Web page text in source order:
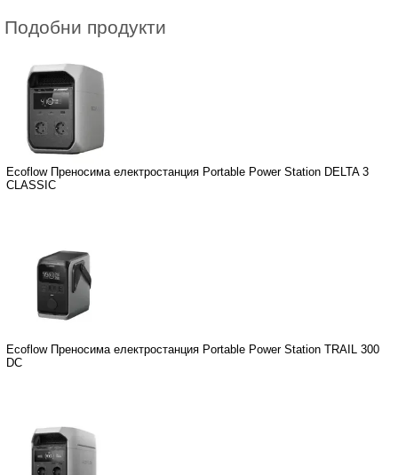
Подобни продукти
Ecoflow Преносима електростанция Portable Power Station DELTA 3
CLASSIC
Ecoflow Преносима електростанция Portable Power Station TRAIL 300
DC